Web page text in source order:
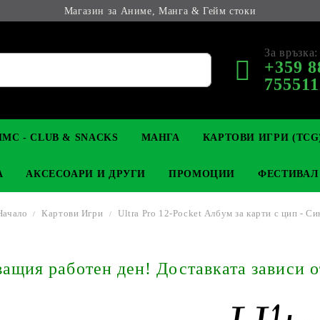
Магазин за Аниме, Манга & Гейм стоки
За връзка:
+359
КОЛЕКЦИОНЕРСКИ
YU-GI-OH! TCG
- CLUB & SNACKS МАНГА
LIGHT NOVEL
КАРТОВИ ИГРИ
MAGIC: THE GATHERING
АНИМЕ ФИГУРКИ
АКСЕСОАРИ И ДРУГИ
КЛЮЧОДЪРЖАТЕЛИ
ПРОМОЦИИ
Картови Игри Ultra Pro 12-Pocket Албум за карти с цип -
работен ден! Доставката зависи